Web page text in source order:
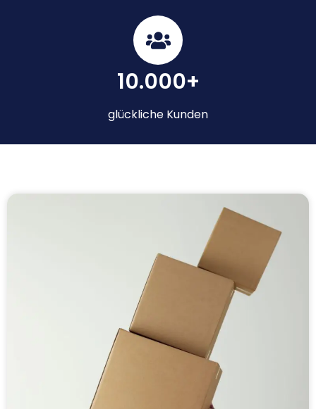
10.000+
glückliche Kunden